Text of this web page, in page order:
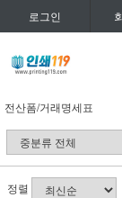
로그인
전산폼/거래명세표
정렬